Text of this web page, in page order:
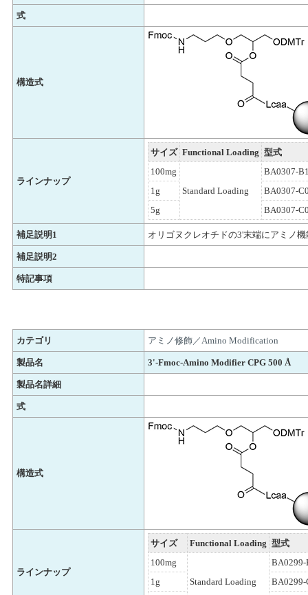
式
構造式
ラインナップ
サイズ Functional Loading 型式
100mg
Standard Loading
BA0307-
1g
BA0307-
5g
BA0307-
補足説明1 オリゴヌクレオチドの3'末端にアミノ
補足説明2
特記事項
カテゴリ アミノ修飾／Amino Modification
製品名 3'-Fmoc-Amino Modifier CPG 500 Å
製品名詳細
式
構造式
ラインナップ
サイズ Functional Loading 型式
100mg
Standard Loading
BA0299-
1g
BA0299-